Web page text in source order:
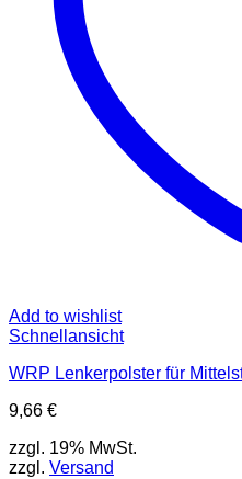
Add to wishlist
Schnellansicht
WRP Lenkerpolster für
9,66 €
zzgl. 19% MwSt.
zzgl. Versand